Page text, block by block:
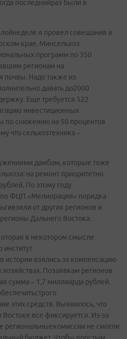
последнийраз были в
я провел совещания в
крае. Минсельхоз
программ по 350
регионам на
почвы. Надо также из
давать до2000
Еще требуется 522
инвестиционных
по снижению на 50 процентов
что сельхозтехника –
дамбам, которые тоже
на ремонт приоритетно
По этому году
ФЦП «Мелиорация» порядка
от других регионов и
Дальнего Востока.
в некотором смысле
институт
истории взялись за компенсацию
Позаявкам регионов
сумма – 1,7 миллиарда рублей.
этих средств. Выявилось, что
все фиксируется. Из-за
региональныекомиссии не смогли